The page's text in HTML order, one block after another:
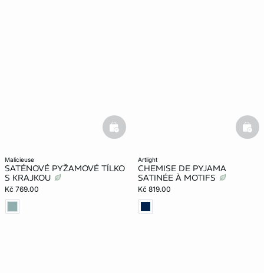
malicieuse
SATÉNOVÉ PYŽAMOVÉ TÍLKO
S KRAJKOU
Kč 769.00
basketfull
artlight
CHEMISE DE PYJAMA
SATINÉE À MOTIFS
Kč 819.00